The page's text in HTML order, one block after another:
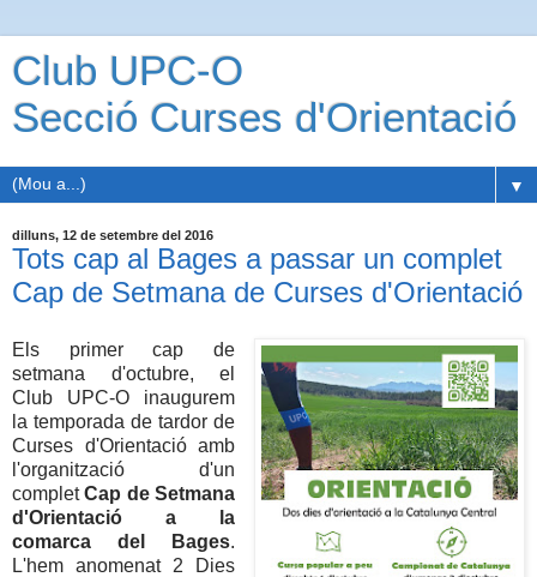
Club UPC-O
Secció Curses d'Orientació
▼
dilluns, 12 de setembre del 2016
Tots cap al Bages a passar un complet
Cap de Setmana de Curses d'Orientació
Els primer cap de
setmana d'octubre, el
Club UPC-O inaugurem
la temporada de tardor de
Curses d'Orientació amb
l'organització d'un
completCap de Setmana
d'Orientació a la
comarca del Bages.
L'hem anomenat 2 Dies